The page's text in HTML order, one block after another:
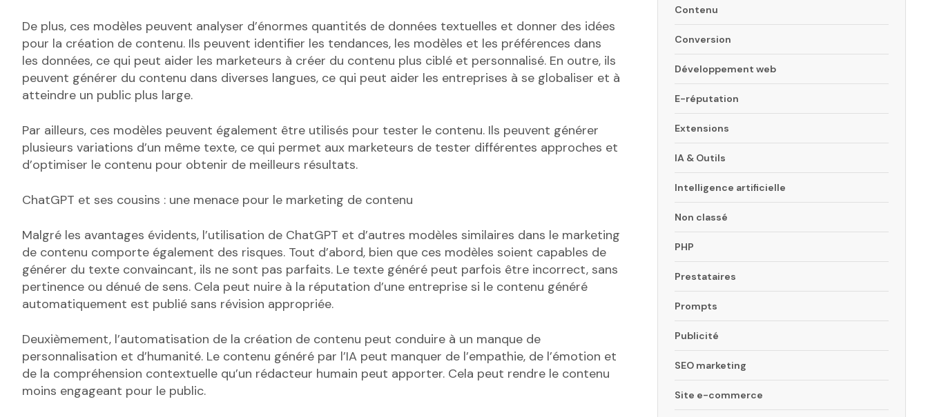
De plus, ces modèles peuvent analyser d’énormes quantités de données textuelles et donner des idées
pour la création de contenu. Ils peuvent identifier les tendances, les modèles et les préférences dans
les données, ce qui peut aider les marketeurs à créer du contenu plus ciblé et personnalisé. En outre, ils
peuvent générer du contenu dans diverses langues, ce qui peut aider les entreprises à se globaliser et à
atteindre un public plus large.
Par ailleurs, ces modèles peuvent également être utilisés pour tester le contenu. Ils peuvent générer
plusieurs variations d’un même texte, ce qui permet aux marketeurs de tester différentes approches et
d’optimiser le contenu pour obtenir de meilleurs résultats.
ChatGPT et ses cousins : une menace pour le marketing de contenu
Malgré les avantages évidents, l’utilisation de ChatGPT et d’autres modèles similaires dans le marketing
de contenu comporte également des risques. Tout d’abord, bien que ces modèles soient capables de
générer du texte convaincant, ils ne sont pas parfaits. Le texte généré peut parfois être incorrect, sans
pertinence ou dénué de sens. Cela peut nuire à la réputation d’une entreprise si le contenu généré
automatiquement est publié sans révision appropriée.
Deuxièmement, l’automatisation de la création de contenu peut conduire à un manque de
personnalisation et d’humanité. Le contenu généré par l’IA peut manquer de l’empathie, de l’émotion et
de la compréhension contextuelle qu’un rédacteur humain peut apporter. Cela peut rendre le contenu
moins engageant pour le public.
Contenu
Conversion
Développement web
E-réputation
Extensions
IA & Outils
Intelligence artificielle
Non classé
PHP
Prestataires
Prompts
Publicité
SEO marketing
Site e-commerce